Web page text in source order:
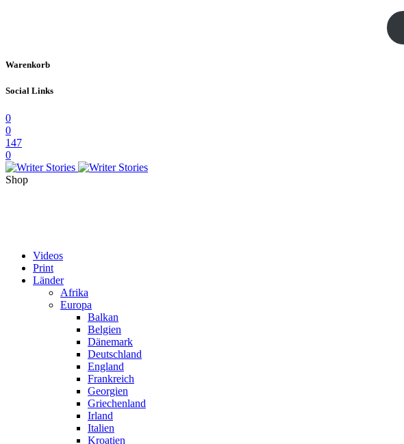
Warenkorb
Social Links
0
0
147
0
Shop
Videos
Print
Länder
Afrika
Europa
Balkan
Belgien
Dänemark
Deutschland
England
Frankreich
Georgien
Griechenland
Irland
Italien
Kroatien